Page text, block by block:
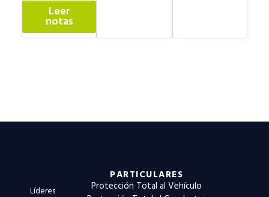
Leer
notas
Líderes
PARTICULARES
Protección Total al Vehículo